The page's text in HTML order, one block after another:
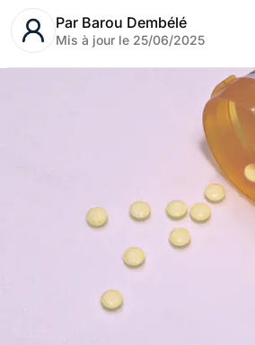
Par Barou Dembélé
Mis à jour le 25/06/2025